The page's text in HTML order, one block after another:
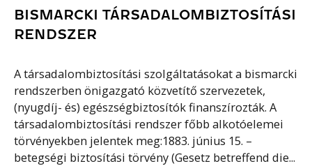
BISMARCKI TÁRSADALOMBIZTOSÍTÁSI
RENDSZER
A társadalombiztosítási szolgáltatásokat a bismarcki
rendszerben önigazgató közvetítő szervezetek,
(nyugdíj- és) egészségbiztosítók finanszírozták. A
társadalombiztosítási rendszer főbb alkotóelemei
törvényekben jelentek meg:1883. június 15. –
betegségi biztosítási törvény (Gesetz betreffend die...